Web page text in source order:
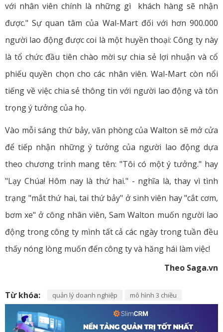
với nhân viên chính là những gì khách hàng sẽ nhận
được." Sự quan tâm của Wal-Mart đối với hơn 900.000
người lao động được coi là một huyền thoại: Công ty này
là tổ chức đầu tiên chào mời sự chia sẻ lợi nhuận và cổ
phiếu quyền chọn cho các nhân viên. Wal-Mart còn nổi
tiếng về việc chia sẻ thông tin với người lao động và tôn
trọng ý tưởng của họ.
Vào mỗi sáng thứ bảy, văn phòng của Walton sẽ mở cửa
để tiếp nhận những ý tưởng của người lao động dựa
theo chương trình mang tên: "Tôi có một ý tưởng." hay
"Lạy Chúa! Hôm nay là thứ hai." - nghĩa là, thay vì tình
trạng "mắt thứ hai, tai thứ bảy" ở sinh viên hay "cắt cơm,
bơm xe" ở công nhân viên, Sam Walton muốn người lao
động trong công ty mình tất cả các ngày trong tuần đều
thấy nóng lòng muốn đến công ty và hăng hái làm việc!
Theo Saga.vn
Từ khóa: quản lý doanh nghiệp mô hình 3 chiều